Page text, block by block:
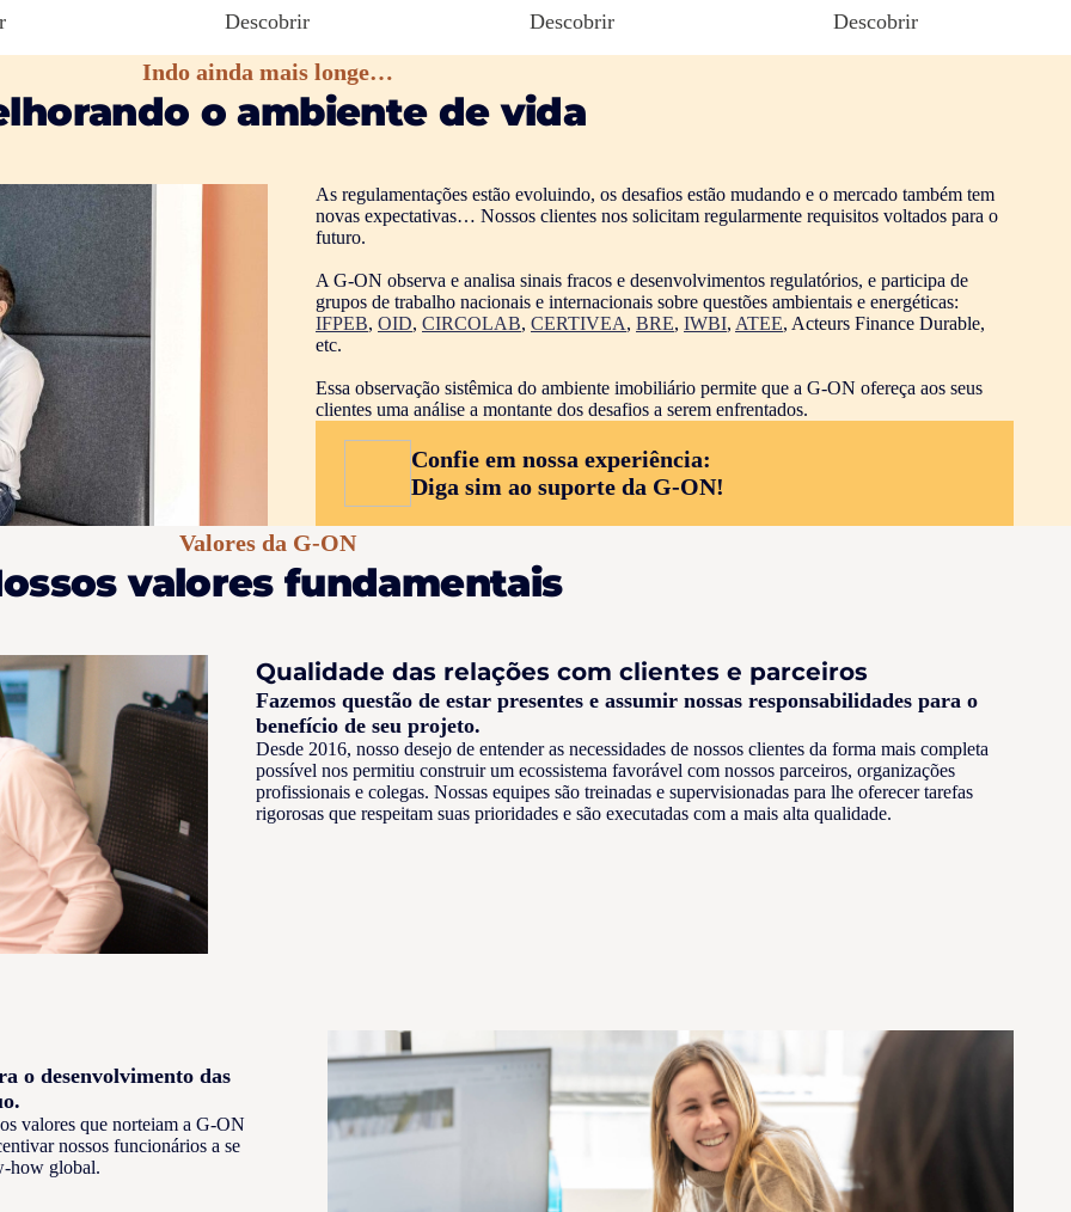
Descobrir Descobrir Descobrir
Indo ainda mais longe…
o ambiente de vida
As regulamentações estão evoluindo, os desafios estão mudando e o mercado também tem
novas expectativas… Nossos clientes nos solicitam regularmente requisitos voltados para o
futuro.
A G-ON observa e analisa sinais fracos e desenvolvimentos regulatórios, e participa de
grupos de trabalho nacionais e internacionais sobre questões ambientais e energéticas:
IFPEB, OID, CIRCOLAB, CERTIVEA, BRE, IWBI, ATEE, Acteurs Finance Durable,
etc.
Essa observação sistêmica do ambiente imobiliário permite que a G-ON ofereça aos seus
clientes uma análise a montante dos desafios a serem enfrentados.
Confie em nossa experiência:
Diga sim ao suporte da G-ON!
Valores da G-ON
valores fundamentais
Qualidade das relações com clientes e parceiros
Fazemos questão de estar presentes e assumir nossas responsabilidades para o
benefício de seu projeto.
Desde 2016, nosso desejo de entender as necessidades de nossos clientes da forma mais completa
possível nos permitiu construir um ecossistema favorável com nossos parceiros, organizações
profissionais e colegas. Nossas equipes são treinadas e supervisionadas para lhe oferecer tarefas
rigorosas que respeitam suas prioridades e são executadas com a mais alta qualidade.
o desenvolvimento das
valores que norteiam a G-ON
nossos funcionários a se
how global.